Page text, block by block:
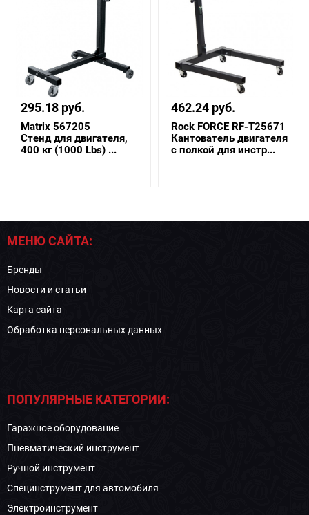
295.18 руб.
Matrix 567205
Стенд для двигателя,
400 кг (1000 Lbs) ...
462.24 руб.
Rock FORCE RF-T25671
Кантователь двигателя
с полкой для инстр...
МЕНЮ САЙТА:
Бренды
Новости и статьи
Карта сайта
Обработка персональных данных
ПОПУЛЯРНЫЕ КАТЕГОРИИ:
Гаражное оборудование
Пневматический инструмент
Ручной инструмент
Специнструмент для автомобиля
Электроинструмент